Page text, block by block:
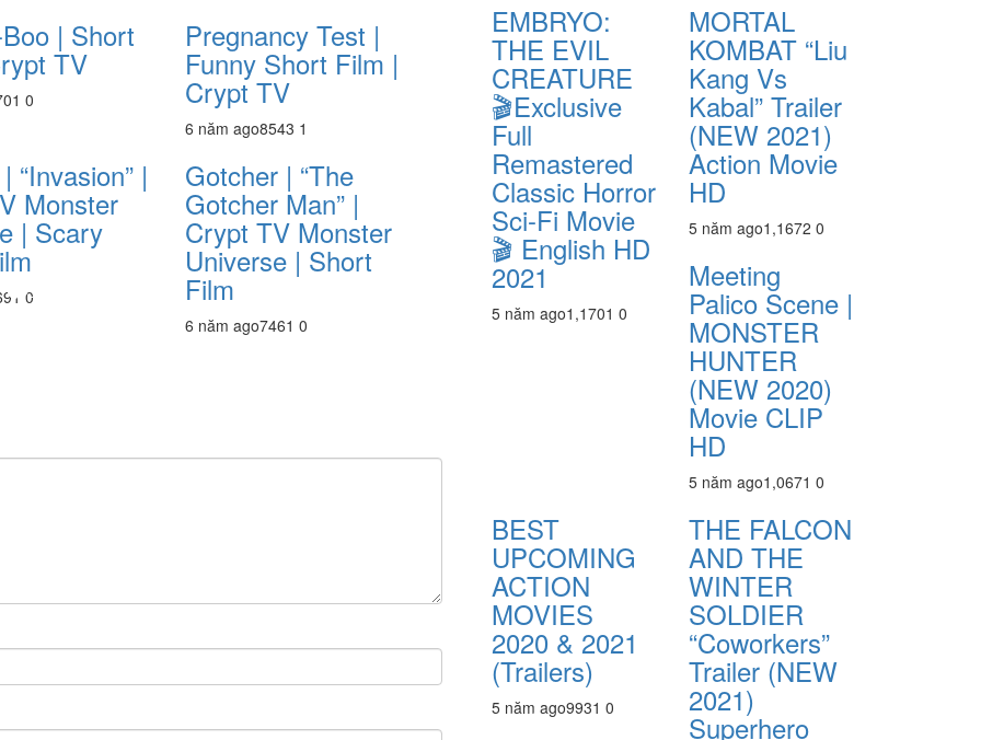
| Short
TV
1 0
Pregnancy Test |
Funny Short Film |
Crypt TV
6 năm ago8543 1
“Invasion” |
Monster
| Scary
1 0
Gotcher | “The
Gotcher Man” |
Crypt TV Monster
Universe | Short
Film
6 năm ago7461 0
EMBRYO:
THE EVIL
CREATURE
🎬Exclusive
Full
Remastered
Classic Horror
Sci-Fi Movie
🎬 English HD
2021
5 năm ago1,1701 0
MORTAL
KOMBAT “Liu
Kang Vs
Kabal” Trailer
(NEW 2021)
Action Movie
HD
5 năm ago1,1672 0
Meeting
Palico Scene |
MONSTER
HUNTER
(NEW 2020)
Movie CLIP
HD
5 năm ago1,0671 0
BEST
UPCOMING
ACTION
MOVIES
2020 & 2021
(Trailers)
5 năm ago9931 0
THE FALCON
AND THE
WINTER
SOLDIER
“Coworkers”
Trailer (NEW
2021)
Superhero